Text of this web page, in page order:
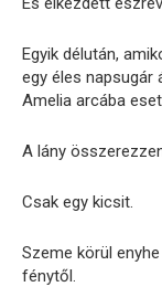
Egyik délután,
egy éles napsugár
Amelia arcába
A lány
Csak egy kicsit.
Szeme körül
fénytől.